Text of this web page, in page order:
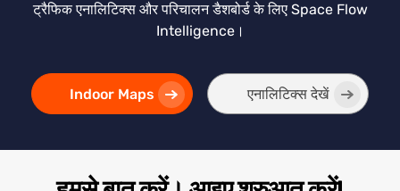
ट्रैफिक एनालिटिक्स और परिचालन डैशबोर्ड के लिए Space Flow
Intelligence।
Indoor Maps एनालिटिक्स देखें